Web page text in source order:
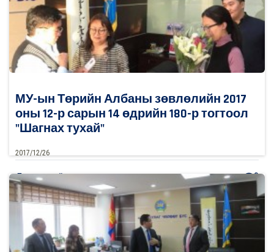
МУ-ын Төрийн Албаны зөвлөлийн 2017
оны 12-р сарын 14 өдрийн 180-р тогтоол
"Шагнах тухай"
2017/12/26
Дэлгэрэнгүй 0